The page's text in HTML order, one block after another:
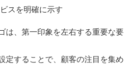
スを明確に示す
は、第一印象を左右する重要な要
定することで、顧客の注目を集め